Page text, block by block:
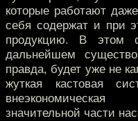
которые работают
себя содержат и при
продукцию. В этом
дальнейшем
правда, будет уже не
жуткая кастовая
значительной части